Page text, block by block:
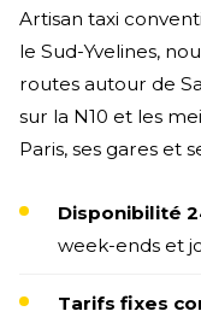
Artisan taxi
le Sud-Yvelines,
routes autour de
sur la N10 et les
Paris, ses gares et
Disponibilité
week-ends et
Tarifs fixes